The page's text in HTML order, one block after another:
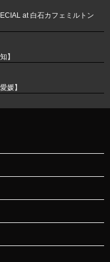
at 白石カフェミルトン
】
媛】